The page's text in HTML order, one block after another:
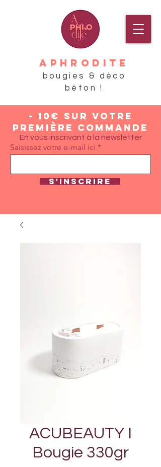
APHRODITE
bougies & déco
béton !
- 10€ sur votre
première commande
En vous inscrivant à la newsletter
Saisissez votre e-mail ici
S'inscrire
ACUBEAUTY I
Bougie 330gr